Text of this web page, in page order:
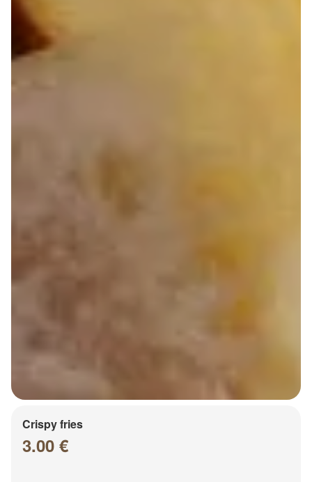
Crispy fries
3.00 €